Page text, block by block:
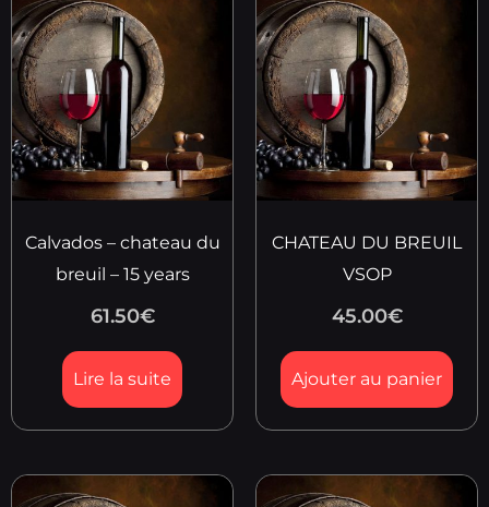
Calvados – chateau du
breuil – 15 years
61.50€
Lire la suite
CHATEAU DU BREUIL
VSOP
45.00€
Ajouter au panier